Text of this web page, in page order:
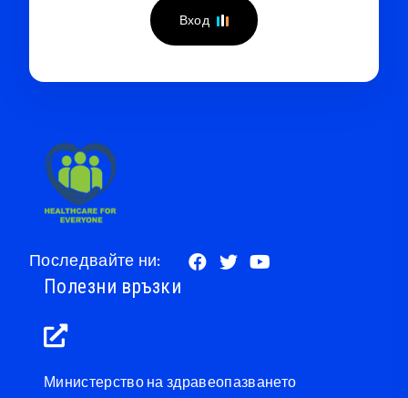
Вход
Последвайте ни:
Полезни връзки
Министерство на здравеопазването